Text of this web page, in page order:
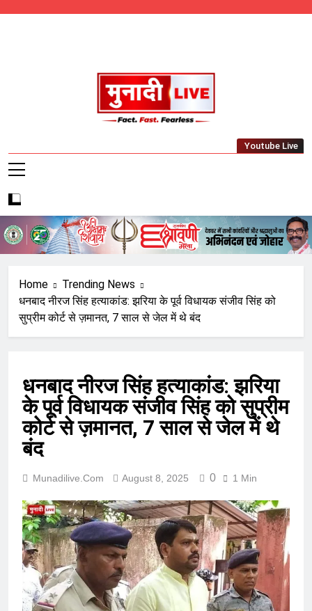
Munadi Live – Jharkhand's Leading Local
Youtube Live
Home
Trending News
धनबाद नीरज सिंह हत्याकांड: झरिया के पूर्व विधायक संजीव सिंह को
सुप्रीम कोर्ट से ज़मानत, 7 साल से जेल में थे बंद
धनबाद नीरज सिंह हत्याकांड: झरिया
के पूर्व विधायक संजीव सिंह को सुप्रीम
कोर्ट से ज़मानत, 7 साल से जेल में थे
बंद
Munadilive.com August 8, 2025 0 1 Min